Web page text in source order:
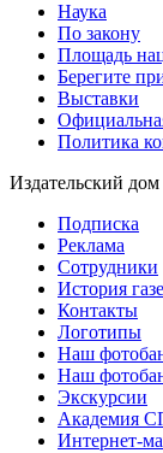
Наука
По закону
Площадь
Берегите
Выставки
Политика
Издательский дом
Подписка
Реклама
Сотрудники
История
Контакты
Логотипы
Наш
Наш
Экскурсии
Академия
Интернет-